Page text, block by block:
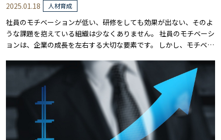
2025.01.18 人材育成
社員のモチベーションが低い、研修をしても効果が出ない、そのよ
うな課題を抱えている組織は少なくありません。 社員のモチベーシ
ョンは、企業の成長を左右する大切な要素です。 しかし、モチベー
事では、モチベーション研修を効果的に活用するためのポイント
を、心理学的な理論に基づきながら、具体的に解説します。 研修の
目的設定から、カリキュラム設計、研……